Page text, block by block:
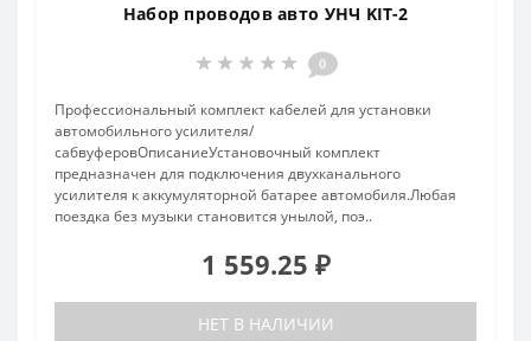
Набор проводов авто УНЧ KIT-2
0
Профессиональный комплект кабелей для установки
автомобильного усилителя/
сабвуферовОписаниеУстановочный комплект
предназначен для подключения двухканального
усилителя к аккумуляторной батарее автомобиля.Любая
поездка без музыки становится унылой, поэ..
1 559.25 ₽
НЕТ В НАЛИЧИИ